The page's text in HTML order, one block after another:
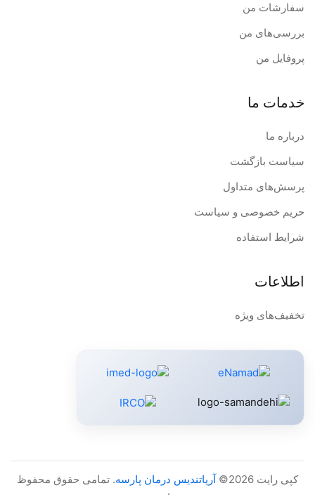
سفارشات من
بررسی‌های من
پروفایل من
خدمات ما
درباره ما
سیاست بازگشت
پرسش‌های متداول
حریم خصوصی و سیاست
شرایط استفاده
اطلاعات
تخفیف‌های ویژه
کپی رایت 2026© آریاتندیس درمان پارسه. تمامی حقوق محفوظ